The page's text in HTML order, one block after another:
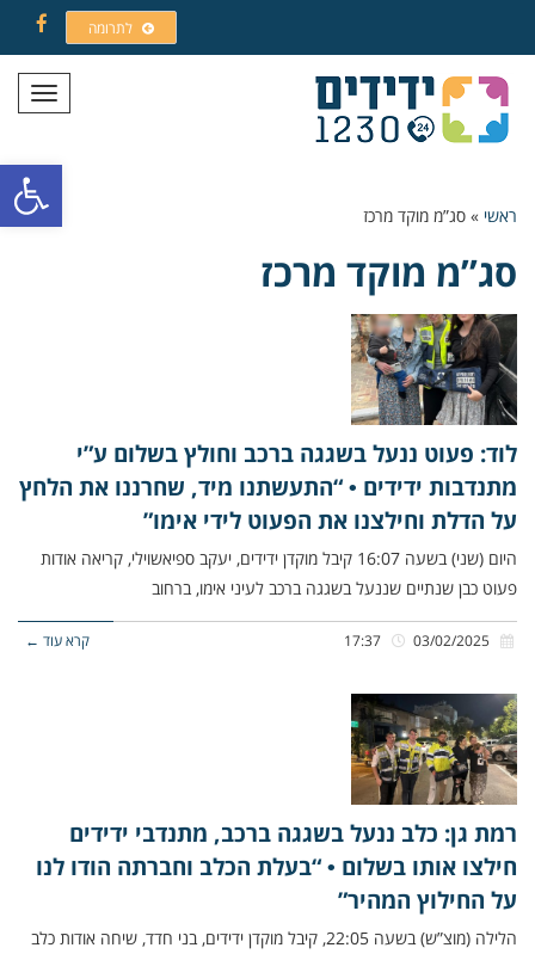
פתח
לתרומה
תפריט
ראשי » סג”מ מוקד מרכז
סג”מ מוקד מרכז
לוד: פעוט ננעל בשגגה ברכב וחולץ בשלום ע”י
מתנדבות ידידים • “התעשתנו מיד, שחרננו את הלחץ
על הדלת וחילצנו את הפעוט לידי אימו”
היום (שני) בשעה 16:07 קיבל מוקדן ידידים, יעקב ספיאשוילי, קריאה אודות
פעוט כבן שנתיים שננעל בשגגה ברכב לעיני אימו, ברחוב
קרא עוד ←
רמת גן: כלב ננעל בשגגה ברכב, מתנדבי ידידים
חילצו אותו בשלום • “בעלת הכלב וחברתה הודו לנו
על החילוץ המהיר”
הלילה (מוצ”ש) בשעה 22:05, קיבל מוקדן ידידים, בני חדד, שיחה אודות כלב